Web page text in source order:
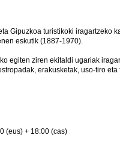
Gipuzkoa turistikoki iragartzeko
eskutik (1887-1970).
egiten ziren ekitaldi ugariak
erakusketak, uso-tiro
(eus) + 18:00 (cas)